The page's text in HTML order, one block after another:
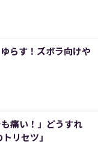
らす！ズボラ向けや
痛い！」どうすれ
リセツ」